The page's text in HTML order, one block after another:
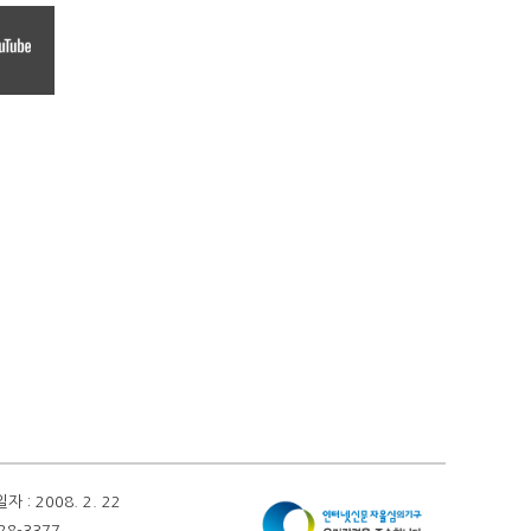
자 : 2008. 2. 22